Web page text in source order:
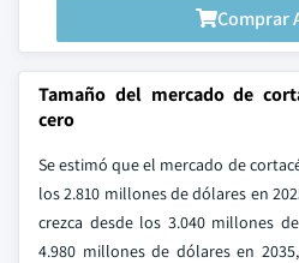
Comprar
Tamaño del mercado de
cero
Se estimó que el mercado de
los 2.810 millones de dólares en
crezca desde los 3.040 millones
4.980 millones de dólares en